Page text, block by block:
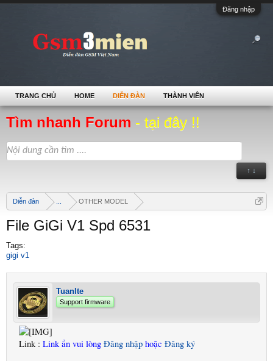
Đăng nhập
Tìm nhanh Forum - tại đây !!
↑ ↓
Diễn đàn OTHER MODEL
File GiGi V1 Spd 6531
Tags:
gigi v1
Tuanlte
Support firmware
Link : Link ẩn vui lòng Đăng nhập hoặc Đăng ký
TRANG CHỦ HOME DIỄN ĐÀN THÀNH VIÊN